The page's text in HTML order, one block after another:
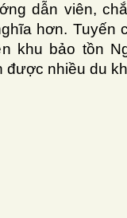
dẫn viên,
hơn. Tuyến
khu bảo tồn
nhiều du